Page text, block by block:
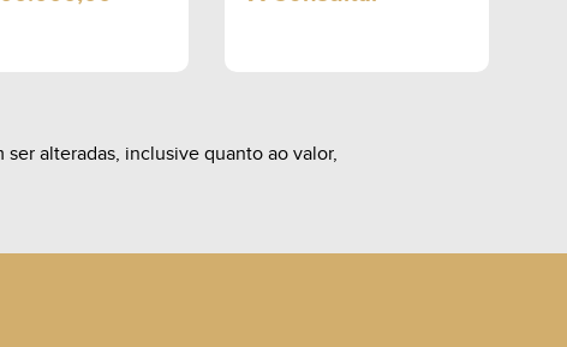
alteradas, inclusive quanto ao valor,